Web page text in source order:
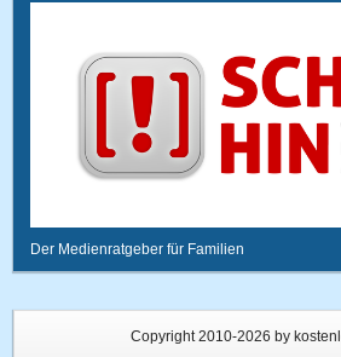
Der Medienratgeber für Familien
Copyright 2010-2026 by